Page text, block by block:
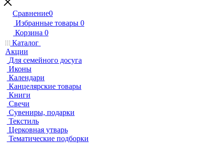
Сравнение0
Избранные товары 0
Корзина 0
Каталог
Акции
Для семейного досуга
Иконы
Календари
Канцелярские товары
Книги
Свечи
Сувениры, подарки
Текстиль
Церковная утварь
Тематические подборки